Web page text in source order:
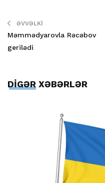
ƏVVƏLKI
Məmmədyarovla Rəcəbov
gerilədi
DİGƏR XƏBƏRLƏR